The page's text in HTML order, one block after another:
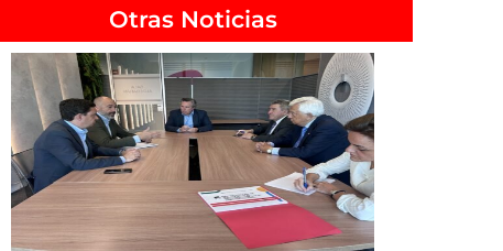
Otras Noticias